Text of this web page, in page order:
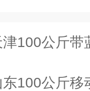
100公斤带蓝牙
100公斤移